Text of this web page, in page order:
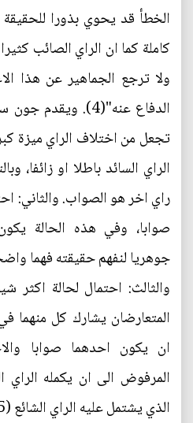
الخطأ قد يحوي بذورا للحقيقة
كاملة كما ان الراي الصائب
ولا ترجع الجماهير عن هذا
الدفاع عنه"(4).
تجعل من اختلاف الراي ميزة
الراي السائد باطلا او زائفا،
راي اخر هو الصواب. والثاني:
صوابا، وفي هذه الحالة
جوهريا لنفهم حقيقته فهما
والثالث: احتمال لحالة اكثر
المتعارضان يشارك كل منهما
ان يكون احدهما صوابا
المرفوض الى ان يكمله
الذي يشتمل عليه الراي الشائع (5).